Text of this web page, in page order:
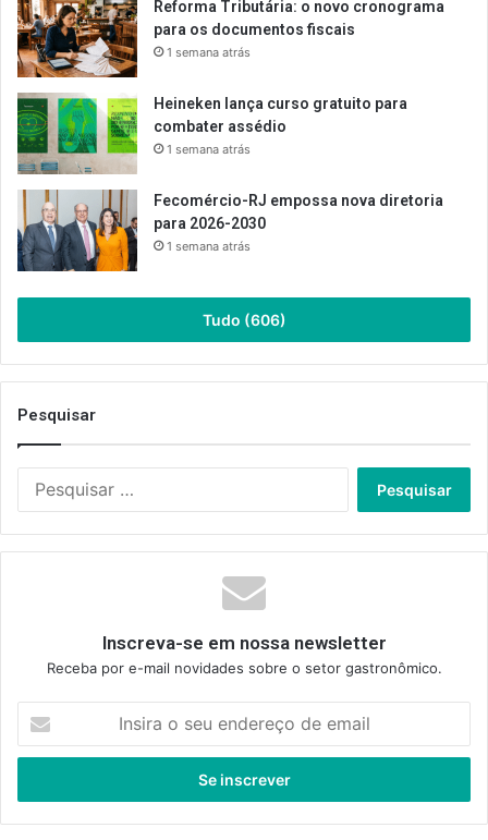
Reforma Tributária: o novo cronograma
para os documentos fiscais
1 semana atrás
Heineken lança curso gratuito para
combater assédio
1 semana atrás
Fecomércio-RJ empossa nova diretoria
para 2026-2030
1 semana atrás
Tudo (606)
Pesquisar
Inscreva-se em nossa newsletter
Receba por e-mail novidades sobre o setor gastronômico.
seu
de
email